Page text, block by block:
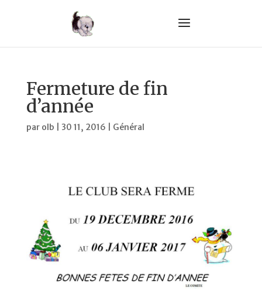
Fermeture de fin
d’année
par olb 30 11, 2016 Général